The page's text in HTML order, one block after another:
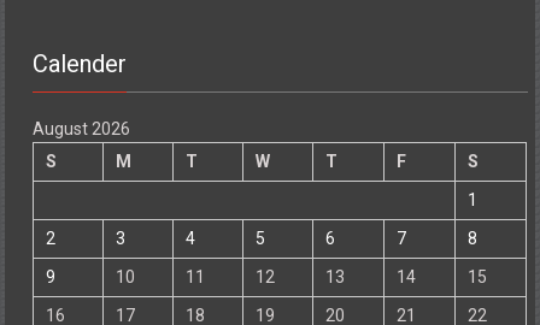
Calender
August 2026
S
M T W T F
S
1
2
3 4 5 6 7
8
9
10 11 12 13 14
15
16
17 18 19 20 21 22